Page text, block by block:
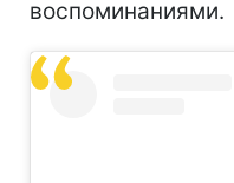
воспоминаниями.